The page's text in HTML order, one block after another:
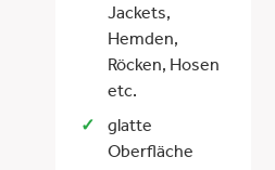
Jackets,
Hemden,
Röcken, Hosen
etc.
glatte
Oberfläche